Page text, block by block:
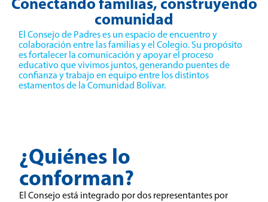
comunidad
El Consejo de Padres es un espacio de encuentro y
colaboración entre las familias y el Colegio. Su propósito
es fortalecer la comunicación y apoyar el proceso
educativo que vivimos juntos, generando puentes de
confianza y trabajo en equipo entre los distintos
estamentos de la Comunidad Bolívar.
¿Quiénes lo
conforman?
El Consejo está integrado pordos representantes por